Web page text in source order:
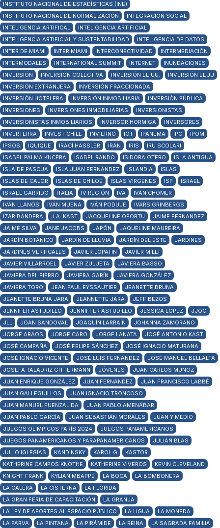
INSTITUTO NACIONAL DE ESTADÍSTICAS (INE)
INSTITUTO NACIONAL DE NORMALIZACIÓN
INTEGRACIÓN SOCIAL
INTELIGENCIA ARTIFICAL
INTELIGENCIA ARTIFICIAL
INTELIGENCIA ARTIFICIAL Y SUSTENTABILIDAD
INTELIGENCIA DE DATOS
INTER DE MIAMI
INTER MIAMI INTERCONECTIVIDAD
INTERMEDIACIÓN
INTERMODALES
INTERNATIONAL SUMMIT INTERNET
INUNDACIONES
INVERSIÓN
INVERSIÓN COLECTIVA INVERSIÓN EE.UU.
INVERSIÓN EEUU
INVERSIÓN EXTRANJERA
INVERSIÓN FRACCIONADA
INVERSIÓN HOTELERA
INVERSIÓN INMOBILIARIA
INVERSIÓN PÚBLICA
INVERSIONES
INVERSIONES INMOBILIARIAS
INVERSIONISTAS
INVERSIONISTAS INMOBILIARIOS
INVERSOR HORMIGA
INVERSORES
INVERTERRA
INVEST CHILE INVIERNO IOT IPANEMA IPC
IPOM
IPSOS
IQUIQUE IRACÍ HASSLER IRÁN IRIS
IRU SCOLARI
ISABEL PALMA KUCERA
ISABEL RANDO ISIDORA OTERO
ISLA ANTIGUA
ISLA DE PASCUA
ISLA JUAN FERNÁNDEZ ISLANDIA
ISLAS
ISLAS DE CALOR
ISLAS DE CHILOÉ ISLAS VIRGENES ISP
ISRAEL
ISRAEL GARRIDO
ITALIA IV REGIÓN IVA
IVÁN CHOMER
IVÁN LLANOS
IVÁN MUENA IVÁN PODUJE
IVARS GRINBERGS
IZAR BANDERA
J.A. KAST JACQUELINE OPORTU
JAIME FERNANDEZ
JAIME SILVA
JANE JACOBS JAPÓN
JAQUELINE MAUREIRA
JARDÍN BOTÁNICO
JARDÍN DE LLUVIA JARDÍN DEL ESTE
JARDINES
JARDINES VERTICALES
JAVIER LOPATIN
JAVIER MILEI
JAVIER VILLARROEL
JAVIER ZULUETA
JAVIERA BASSO
JAVIERA DEL FIERRO
JAVIERA GARÍN
JAVIERA GONZÁLEZ
JAVIERA TORO
JEAN PAUL EYSSAUTIER
JEANETTE BRUNA
JEANETTE BRUNA JARA
JEANNETTE JARA
JEFF BEZOS
JENNIFER ASTUDILLO
JENNIFFER ASTUDILLO JESSICA LÓPEZ
JJOO
JLL
JOAN SANDOVAL JOAQUÍN LARRAÍN
JOHANNA ZAMORANO
JORGE ARAOS
JORGE CARO JORGE LANATA
JOSÉ ANTONIO KAST
JOSÉ CAMPAÑA
JOSÉ FELIPE SÁNCHEZ
JOSÉ IGNACIO MATURANA
JOSÉ IGNACIO VICENTE
JOSÉ LUIS FERNÁNDEZ
JOSÉ MANUEL BELLALTA
JOSEFA TALADRIZ GITTERMANN
JÓVENES
JUAN CARLOS MUÑOZ
JUAN ENRIQUE GONZÁLEZ
JUAN FERNÁNDEZ
JUAN FRANCISCO LABBÉ
JUAN GALLEGUILLOS
JUAN IGNACIO TRONCOSO
JUAN MANUEL FUENZALIDA
JUAN PABLO AMENÁBAR
JUAN PABLO GARCÍA
JUAN SEBASTIÁN MORALES
JUAN Y MEDIO
JUEGOS OLÍMPICOS PARÍS 2024
JUEGOS PANAMERICANOS
JUEGOS PANAMERICANOS Y PARAPANAMERICANOS
JULIÁN BLAS
JULIO IGLESIAS
KANDINSKY KAROL G
KASTOR
KATHERINE CAMPOS KNOTHE
KATHERINE VIVEROS
KEVIN CLEVELAND
KNIGHT FRANK
KYLIAN MBAPPÉ LA BOCA
LA BOMBONERA
LA CALERA
LA CISTERNA
LA FLORIDA
LA GRAN FERIA DE CAPACITACIÓN
LA GRANJA
LA LEY DE APORTES AL ESPACIO PÚBLICO
LA LIGUA
LA MONEDA
LA PARVA
LA PINTANA LA PIRÁMIDE LA REINA LA SAGRADA FAMILIA